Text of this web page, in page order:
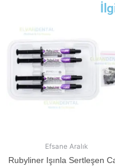
Efsane Aralık
Rubyliner Işınla Sertleşen